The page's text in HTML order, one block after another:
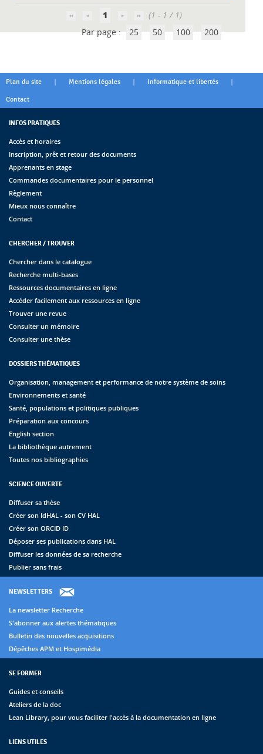
1
(1 - 1 / 1)
Par page : 25 50 100 200
Plan du site | Mentions légales | Informatique et libertés |
Contact
INFOS PRATIQUES
Accès et horaires
Inscription, prêt et retour des documents
Apprenants en stage
Commandes documentaires pour le personnel
Règlement
Mieux nous connaître
Contact
CHERCHER / TROUVER
Chercher dans le catalogue
Recherche multi-bases
Ressources documentaires en ligne
Accéder facilement aux ressources en ligne
Trouver une revue
Consulter un mémoire
Consulter une thèse
DOSSIERS THÉMATIQUES
Organisation, management et performance de notre système de soins
Environnements et santé
Santé, populations et politiques publiques
Préparation aux concours
English section
La bibliothèque autrement
Toutes nos bibliographies
SCIENCE OUVERTE
Diffuser sa thèse
Créer son IdHAL - son CV HAL
Créer son ORCID ID
Déposer ses publications dans HAL
Diffuser les données de sa recherche
Publier sans frais
NEWSLETTERS
La newsletter Recherche
S'abonner aux alertes thématiques
Bulletin des nouvelles acquisitions
Dépêches APM et Hospimédia
SE FORMER
Guides et conseils
Ateliers de la doc
Lean Library, pour vous faciliter l'accès à la documentation en ligne
LIENS UTILES